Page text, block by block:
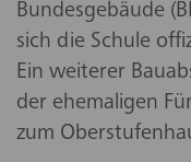
Bundesgebäude
sich die Schule
Ein weiterer
der ehemaligen
zum